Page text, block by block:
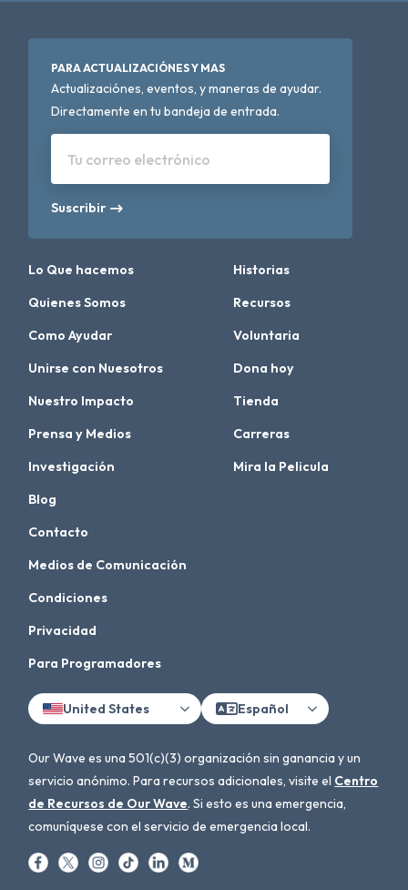
PARA ACTUALIZACIÓNES Y MAS
Actualizaciónes, eventos, y maneras de ayudar.
Directamente en tu bandeja de entrada.
Tu correo electrónico
Suscribir
Lo Que hacemos
Quienes Somos
Como Ayudar
Unirse con Nuesotros
Nuestro Impacto
Prensa y Medios
Investigación
Historias
Recursos
Voluntaria
Dona hoy
Tienda
Carreras
Mira la Pelicula
Blog
Contacto
Medios de Comunicación
Condiciones
Privacidad
Para Programadores
United States Español
Our Wave es una 501(c)(3) organización sin ganancia y un
servicio anónimo. Para recursos adicionales, visite el Centro
de Recursos de Our Wave. Si esto es una emergencia,
comuníquese con el servicio de emergencia local.